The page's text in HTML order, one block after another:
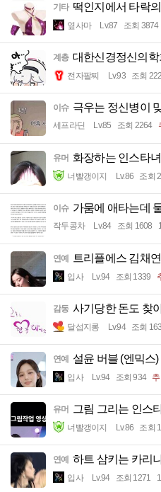
기타 떡인지에서 타락
옆사마 Lv.87 조회 3874
계층 대한신경정신의학
전자팔찌 Lv.93 조회
이슈 극우는 정신병이
세프라딘 Lv.85 조회 2264
유머 화장하는 인스타녀
너빨갱이지 Lv.86 조회
이슈 가뭄에 애타는데
작두콩차 Lv.84 조회 1608
연예 트리플에스 김채
입사 Lv.94 조회 1339
감동 사기당한 돈도 찾
달섭지롱 Lv.94 조회
연예 설윤 버블 (엔믹스)
입사 Lv.94 조회 934
유머 그림 그리는 인스
너빨갱이지 Lv.86 조회
연예 하트 삼키는 카리
입사 Lv.94 조회 1271